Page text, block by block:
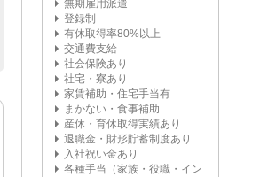
無期雇用派遣
登録制
有休取得率80%以上
交通費支給
社会保険あり
社宅・寮あり
家賃補助・住宅手当有
まかない・食事補助
産休・育休取得実績あり
退職金・財形貯蓄制度あり
入社祝い金あり
各種手当（家族・役職・イン